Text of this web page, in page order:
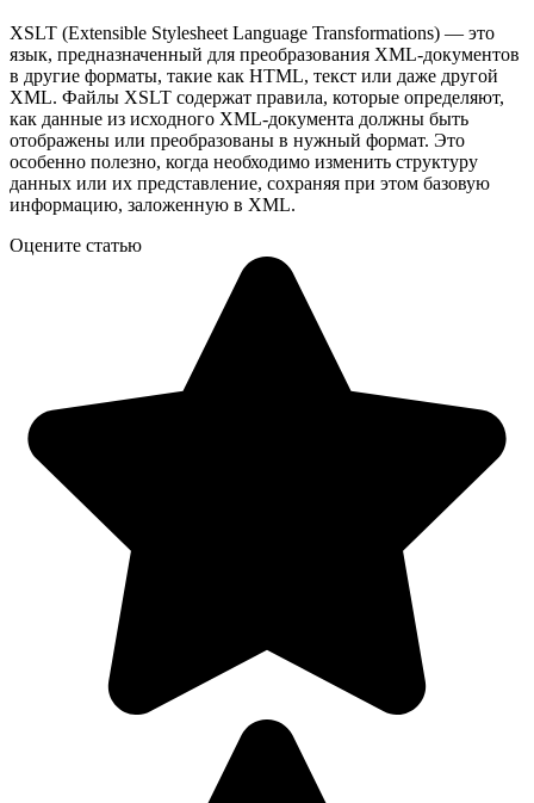
XSLT (Extensible Stylesheet Language Transformations) — это
язык, предназначенный для преобразования XML-документов
в другие форматы, такие как HTML, текст или даже другой
XML. Файлы XSLT содержат правила, которые определяют,
как данные из исходного XML-документа должны быть
отображены или преобразованы в нужный формат. Это
особенно полезно, когда необходимо изменить структуру
данных или их представление, сохраняя при этом базовую
информацию, заложенную в XML.
Оцените статью